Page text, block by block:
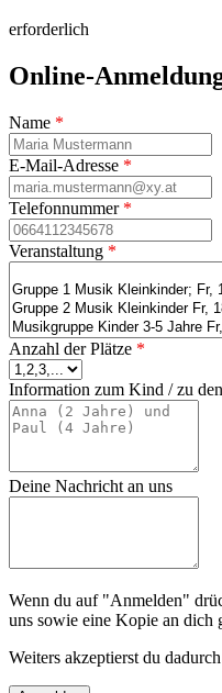
erforderlich
Online-
Name *
E-Mail-Adresse *
Telefonnummer *
Veranstaltung *
Anzahl der Plätze *
Information zum Kind / zu
Deine Nachricht an uns
Wenn du auf "Anmelden"
uns sowie eine Kopie an dich
Weiters akzeptierst du